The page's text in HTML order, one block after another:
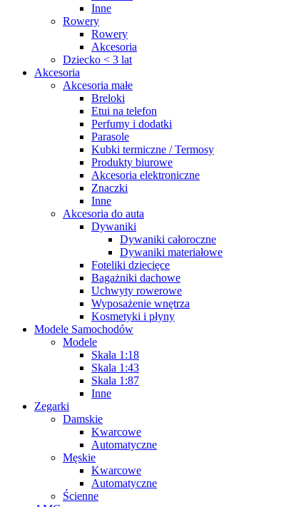
Inne
Rowery
Rowery
Akcesoria
Dziecko < 3 lat
Akcesoria
Akcesoria małe
Breloki
Etui na telefon
Perfumy i dodatki
Parasole
Kubki termiczne / Termosy
Produkty biurowe
Akcesoria elektroniczne
Znaczki
Inne
Akcesoria do auta
Dywaniki
Dywaniki całoroczne
Dywaniki materiałowe
Foteliki dziecięce
Bagażniki dachowe
Uchwyty rowerowe
Wyposażenie wnętrza
Kosmetyki i płyny
Modele Samochodów
Modele
Skala 1:18
Skala 1:43
Skala 1:87
Inne
Zegarki
Damskie
Kwarcowe
Automatyczne
Męskie
Kwarcowe
Automatyczne
Ścienne